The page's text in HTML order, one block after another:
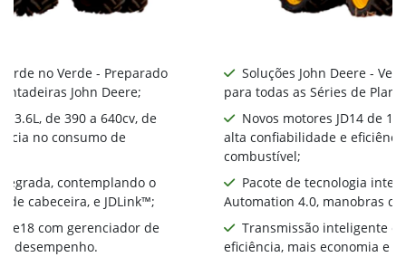
no Verde - Preparado
John Deere;
13.6L, de 390 a 640cv, de
no consumo de
contemplando o
de cabeceira, e JDLink™;
e18 com gerenciador de
desempenho.
Soluções John Deere -
para todas as Séries de
Novos motores JD14 de
alta confiabilidade e
combustível;
Pacote de tecnologia
Automation 4.0, manobras
Transmissão inteligente
eficiência, mais economia e